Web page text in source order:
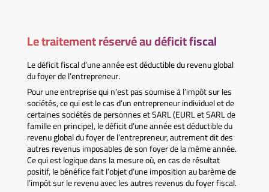
Le traitement réservé au déficit fiscal
Le déficit fiscal d’une année est déductible du revenu global
du foyer de l’entrepreneur.
Pour une entreprise qui n’est pas soumise à l’impôt sur les
sociétés, ce qui est le cas d’un entrepreneur individuel et de
certaines sociétés de personnes et SARL (EURL et SARL de
famille en principe), le déficit d’une année est déductible du
revenu global du foyer de l’entrepreneur, autrement dit des
autres revenus imposables de son foyer de la même année.
Ce qui est logique dans la mesure où, en cas de résultat
positif, le bénéfice fait l’objet d’une imposition au barème de
l’impôt sur le revenu avec les autres revenus du foyer fiscal.